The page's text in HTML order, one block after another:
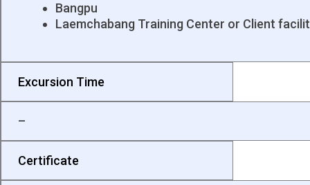
Bangpu
Laemchabang Training Center or Client
Excursion Time
–
Certificate